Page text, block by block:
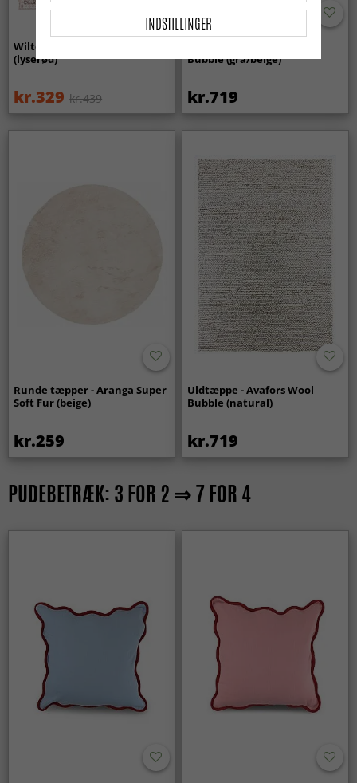
Wilton-tæppe - Gombalia
(lyserød)
kr.329 kr.439
Bubble (grå/beige)
kr.719
Runde tæpper - Aranga Super
Soft Fur (beige)
kr.259
Uldtæppe - Avafors Wool
Bubble (natural)
kr.719
PUDEBETRÆK: 3 FOR 2 ⇒ 7 FOR 4
INDSTILLINGER